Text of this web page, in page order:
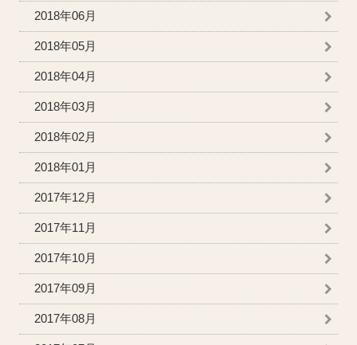
2018年06月
2018年05月
2018年04月
2018年03月
2018年02月
2018年01月
2017年12月
2017年11月
2017年10月
2017年09月
2017年08月